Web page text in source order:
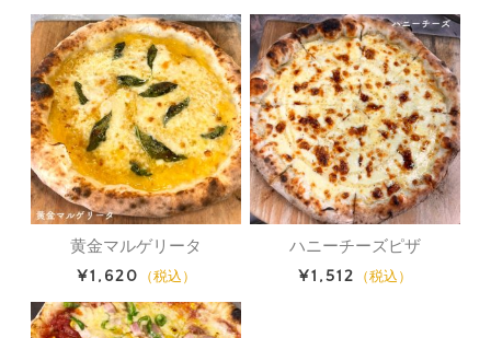
黄金マルゲリータ
¥1,620
（税込）
ハニーチーズピザ
¥1,512
（税込）